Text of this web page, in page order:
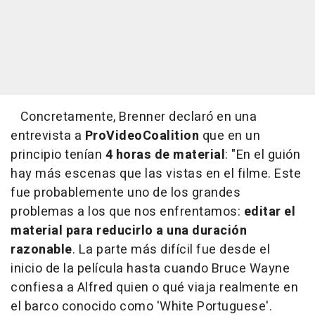
Concretamente, Brenner declaró en una
entrevista a ProVideoCoalition que en un
principio tenían 4 horas de material: "En el guión
hay más escenas que las vistas en el filme. Este
fue probablemente uno de los grandes
problemas a los que nos enfrentamos: editar el
material para reducirlo a una duración
razonable. La parte más difícil fue desde el
inicio de la película hasta cuando Bruce Wayne
confiesa a Alfred quien o qué viaja realmente en
el barco conocido como 'White Portuguese'.